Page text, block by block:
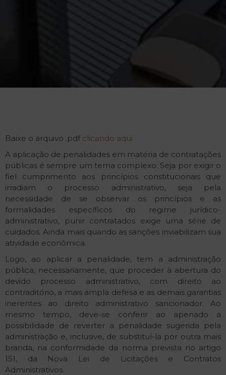
Baixe o arquivo .pdf clicando aqui
A aplicação de penalidades em matéria de contratações
públicas é sempre um tema complexo. Seja por exigir o
fiel cumprimento aos princípios constitucionais que
irradiam o processo administrativo, seja pela
necessidade de se observar os princípios e as
formalidades específicos do regime jurídico-
administrativo, punir contratados exige uma série de
cuidados. Ainda mais quando as sanções inviabilizam sua
atividade econômica.
Logo, ao aplicar a penalidade, tem a administração
pública, necessariamente, que proceder à abertura do
devido processo administrativo, com direito ao
contraditório, a mais ampla defesa e as demais garantias
inerentes ao direito administrativo sancionador. Ao
mesmo tempo, deve-se conferir ao apenado a
possibilidade de reverter a penalidade sugerida pela
administração e, inclusive, de substituí-la por outra mais
branda, na conformidade da norma prevista no artigo
151, da Nova Lei de Licitações e Contratos
Administrativos.